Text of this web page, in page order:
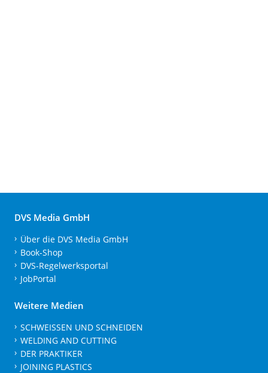
DVS Media GmbH
Über die DVS Media GmbH
Book-Shop
DVS-Regelwerksportal
JobPortal
Weitere Medien
SCHWEISSEN UND SCHNEIDEN
WELDING AND CUTTING
DER PRAKTIKER
JOINING PLASTICS